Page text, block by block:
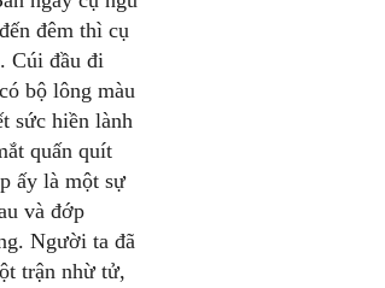
đêm thì cụ
Cúi đầu đi
bộ lông màu
sức hiền lành
quấn quít
ấy là một sự
và đớp
Người ta đã
trận nhừ tử,